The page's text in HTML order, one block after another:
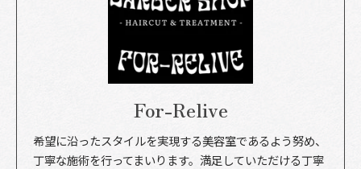
For-Relive
希望に沿ったスタイルを実現する美容室であるよう努め、
丁寧な施術を行ってまいります。満足していただける丁寧